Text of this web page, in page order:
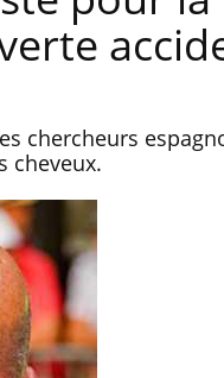
chercheurs
cheveux.